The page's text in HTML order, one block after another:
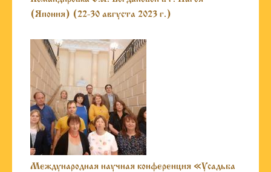
(Япония) (22-30 августа 2023 г.)
Международная научная конференция «Усадьба